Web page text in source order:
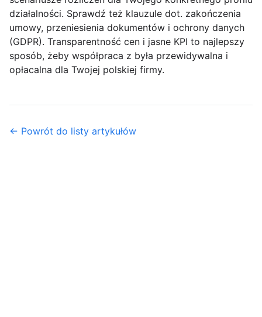
działalności. Sprawdź też klauzule dot. zakończenia
umowy, przeniesienia dokumentów i ochrony danych
(GDPR). Transparentność cen i jasne KPI to najlepszy
sposób, żeby współpraca z była przewidywalna i
opłacalna dla Twojej polskiej firmy.
← Powrót do listy artykułów